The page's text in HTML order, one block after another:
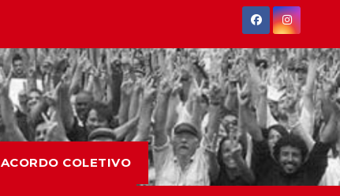
ACORDO COLETIVO